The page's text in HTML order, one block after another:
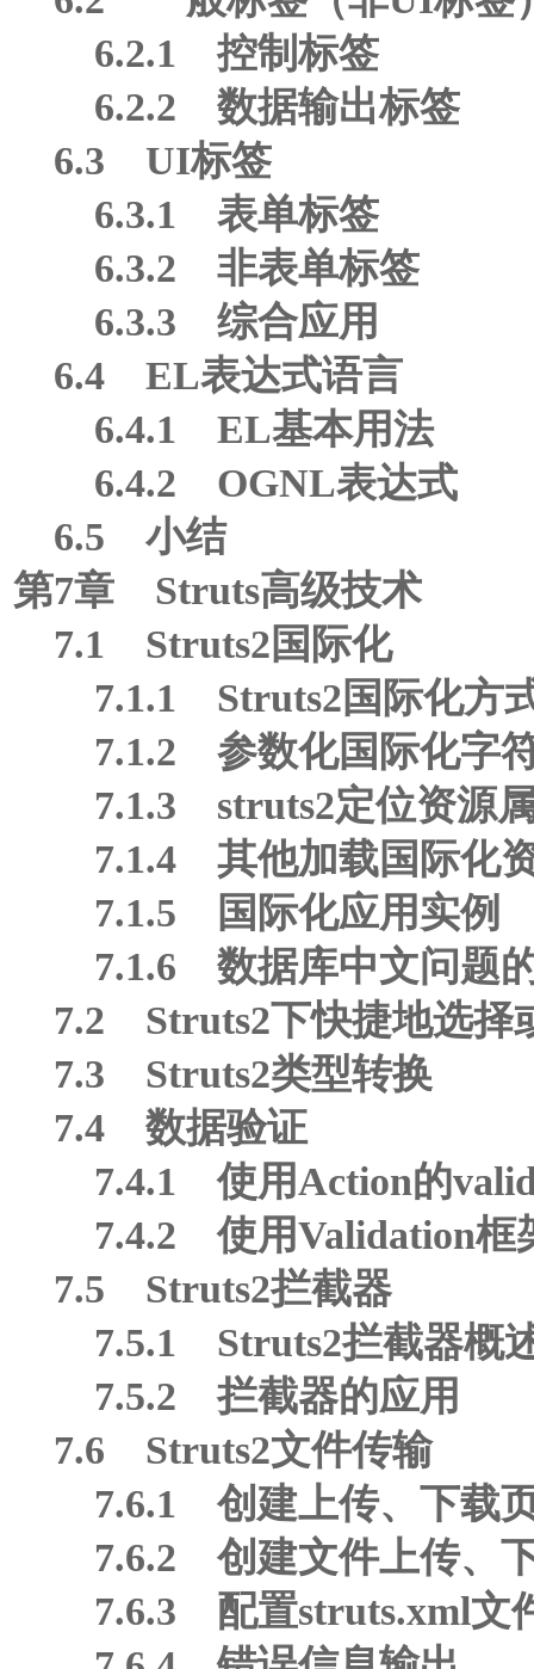
6.2.1 控制标签
6.2.2 数据输出标签
6.3 UI标签
6.3.1 表单标签
6.3.2 非表单标签
6.3.3 综合应用
6.4 EL表达式语言
6.4.1 EL基本用法
6.4.2 OGNL表达式
6.5 小结
第7章 Struts高级技术
7.1 Struts2国际化
7.1.1 Struts2国际化方
7.1.2 参数化国际化字
7.1.3 struts2定位资源属
7.1.4 其他加载国际化资
7.1.5 国际化应用实例
7.1.6 数据库中文问题
7.2 Struts2下快捷地选择
7.3 Struts2类型转换
7.4 数据验证
7.4.1 使用Action的
7.4.2 使用Validation框
7.5 Struts2拦截器
7.5.1 Struts2拦截器概
7.5.2 拦截器的应用
7.6 Struts2文件传输
7.6.1 创建上传、下载
7.6.2 创建文件上传、下
7.6.3 配置struts.xml文